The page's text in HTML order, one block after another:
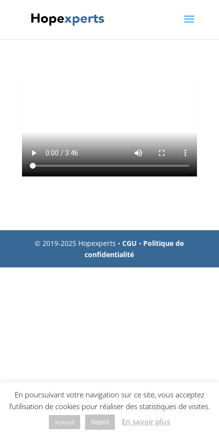
© 2019-2025 Hopexperts •CGU • Politique de
confidentialité
En poursuivant votre navigation sur ce site, vous acceptez
l’utilisation de cookies pour réaliser des statistiques de visites.
Accepté Rejeté En savoir plus